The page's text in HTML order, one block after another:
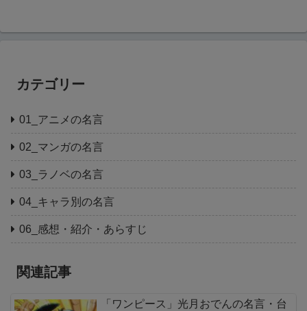
カテゴリー
01_アニメの名言
02_マンガの名言
03_ラノベの名言
04_キャラ別の名言
06_感想・紹介・あらすじ
関連記事
「ワンピース」光月おでんの名言・台